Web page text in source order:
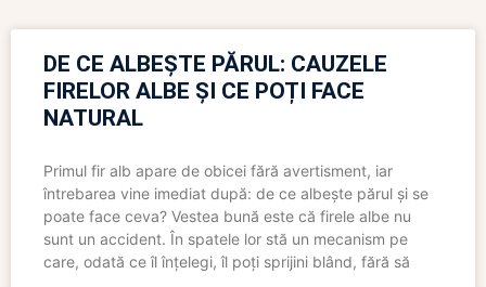
DE CE ALBEȘTE PĂRUL: CAUZELE
FIRELOR ALBE ȘI CE POȚI FACE
NATURAL
Primul fir alb apare de obicei fără avertisment, iar
întrebarea vine imediat după: de ce albește părul și se
poate face ceva? Vestea bună este că firele albe nu
sunt un accident. În spatele lor stă un mecanism pe
care, odată ce îl înțelegi, îl poți sprijini blând, fără să